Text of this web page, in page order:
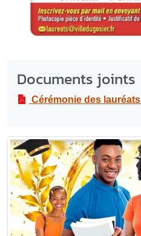
Documents joints
Cérémonie des lauréats